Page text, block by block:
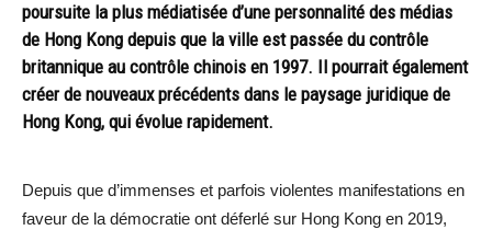
poursuite la plus médiatisée d’une personnalité des médias
de Hong Kong depuis que la ville est passée du contrôle
britannique au contrôle chinois en 1997. Il pourrait également
créer de nouveaux précédents dans le paysage juridique de
Hong Kong, qui évolue rapidement.
Depuis que d’immenses et parfois violentes manifestations en
faveur de la démocratie ont déferlé sur Hong Kong en 2019,